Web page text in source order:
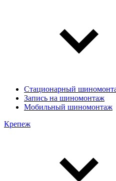
Стационарный
Запись на шиномонтаж
Мобильный шиномонтаж
Крепеж